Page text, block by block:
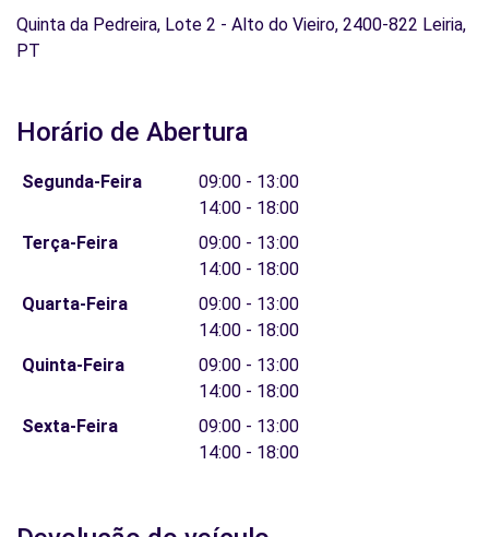
Quinta da Pedreira, Lote 2 - Alto do Vieiro, 2400-822 Leiria,
PT
Horário de Abertura
Segunda-Feira
09:00 - 13:00
14:00 - 18:00
Terça-Feira
09:00 - 13:00
14:00 - 18:00
Quarta-Feira
09:00 - 13:00
14:00 - 18:00
Quinta-Feira
09:00 - 13:00
14:00 - 18:00
Sexta-Feira
09:00 - 13:00
14:00 - 18:00